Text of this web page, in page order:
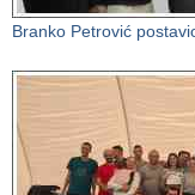
Branko Petrović